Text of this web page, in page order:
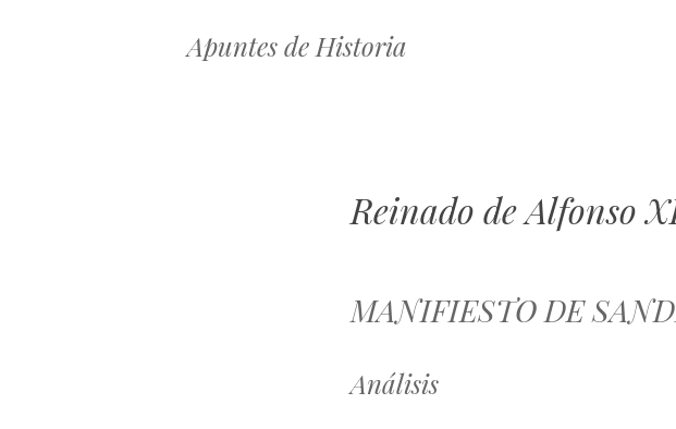
Apuntes de Historia
Reinado de Alfonso
MANIFIESTO DE
Análisis